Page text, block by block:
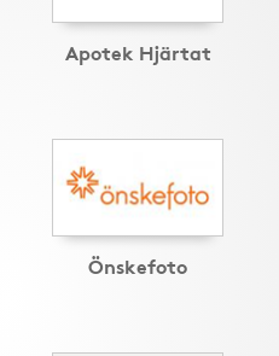
Apotek Hjärtat
Önskefoto